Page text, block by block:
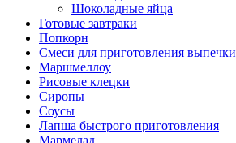
Шоколадные яйца
Готовые завтраки
Попкорн
Смеси для приготовления выпечки
Маршмеллоу
Рисовые клецки
Сиропы
Соусы
Лапша быстрого приготовления
Мармелад